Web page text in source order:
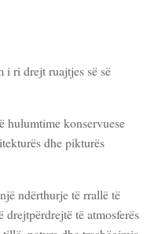
i ri drejt ruajtjes së së
hulumtime konservuese
dhe pikturës
ndërthurje të rrallë të
të atmosferës